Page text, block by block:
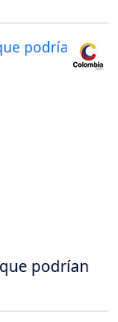
podrían